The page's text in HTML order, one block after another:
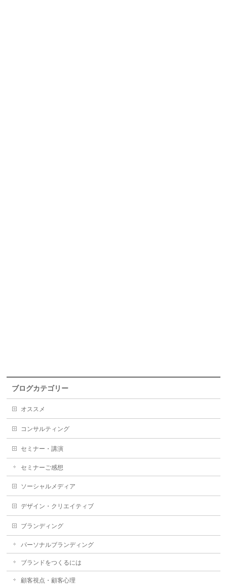
ブログカテゴリー
オススメ
コンサルティング
セミナー・講演
セミナーご感想
ソーシャルメディア
デザイン・クリエイティブ
ブランディング
パーソナルブランディング
ブランドをつくるには
顧客視点・顧客心理